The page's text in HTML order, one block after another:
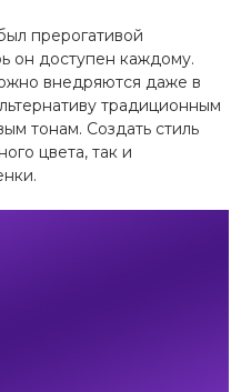
прерогативой
он доступен каждому.
внедряются даже в
традиционным
тонам. Создать стиль
цвета, так и